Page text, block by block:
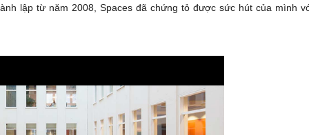
lập từ năm 2008, Spaces đã chứng tỏ được sức hút của mình